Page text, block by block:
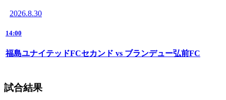
2026.8.30
14:00
福島ユナイテッドFCセカンド vs ブランデュー弘前FC
試合結果